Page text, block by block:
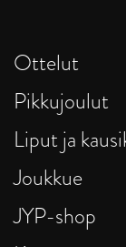
Ottelut
Pikkujoulut
Liput ja
Joukkue
JYP-shop